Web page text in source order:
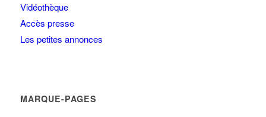
Vidéothèque
Accès presse
Les petites annonces
MARQUE-PAGES